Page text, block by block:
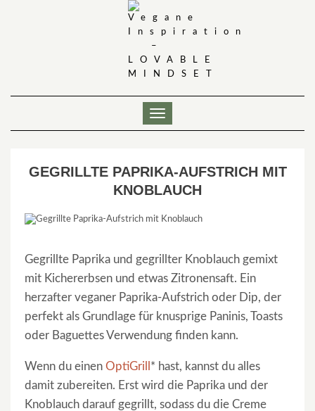
Toggle
Navigation
GEGRILLTE PAPRIKA-AUFSTRICH MIT
KNOBLAUCH
Gegrillte Paprika und gegrillter Knoblauch gemixt
mit Kichererbsen und etwas Zitronensaft. Ein
herzafter veganer Paprika-Aufstrich oder Dip, der
perfekt als Grundlage für knusprige Paninis, Toasts
oder Baguettes Verwendung finden kann.
Wenn du einen OptiGrill * hast, kannst du alles
damit zubereiten. Erst wird die Paprika und der
Knoblauch darauf gegrillt, sodass du die Creme